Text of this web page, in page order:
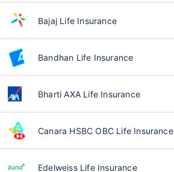
Bajaj Life Insurance
Bandhan Life Insurance
Bharti AXA Life Insurance
Canara HSBC OBC Life Insurance
Edelweiss Life Insurance
₹ 434/నెల*
₹ 1,376/నెల*